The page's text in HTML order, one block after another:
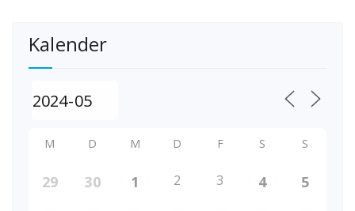
Kalender
M D M D F S S
29 30 1 2 3 4 5